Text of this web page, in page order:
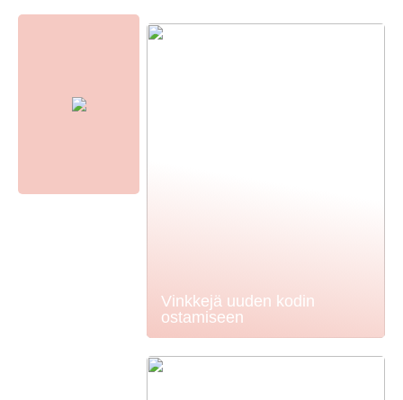
Vinkkejä uuden kodin
ostamiseen